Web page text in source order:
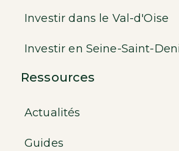
Investir dans le Val-d'Oise
Investir en Seine-Saint-
Ressources
Actualités
Guides